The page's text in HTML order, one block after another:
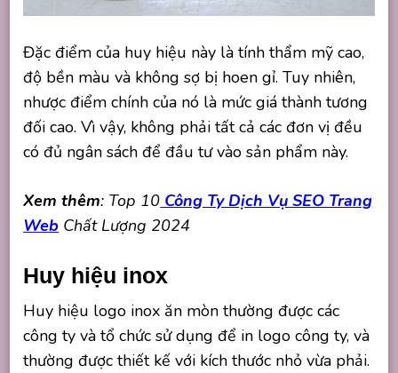
Đặc điểm của huy hiệu này là tính thẩm mỹ cao,
độ bền màu và không sợ bị hoen gỉ. Tuy nhiên,
nhược điểm chính của nó là mức giá thành tương
đối cao. Vì vậy, không phải tất cả các đơn vị đều
có đủ ngân sách để đầu tư vào sản phẩm này.
Xem thêm: Top 10 Công Ty Dịch Vụ SEO Trang
Web Chất Lượng 2024
Huy hiệu inox
Huy hiệu logo inox ăn mòn thường được các
công ty và tổ chức sử dụng để in logo công ty, và
thường được thiết kế với kích thước nhỏ vừa phải.